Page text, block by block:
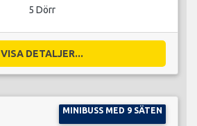
5 Dörr
VISA DETALJER...
MINIBUSS MED 9 SÄTEN